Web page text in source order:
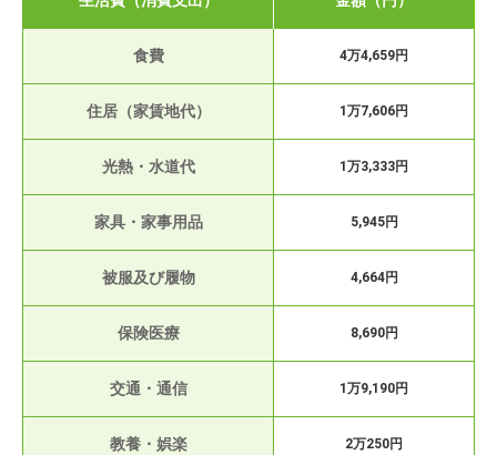
食費 4万4,659円
住居（家賃地代） 1万7,606円
光熱・水道代 1万3,333円
家具・家事用品 5,945円
被服及び履物 4,664円
保険医療 8,690円
交通・通信 1万9,190円
教養・娯楽 2万250円